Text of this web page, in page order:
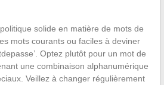
solide en matière de mots de
mots courants ou faciles à deviner
Optez plutôt pour un mot de
une combinaison alphanumérique
Veillez à changer régulièrement